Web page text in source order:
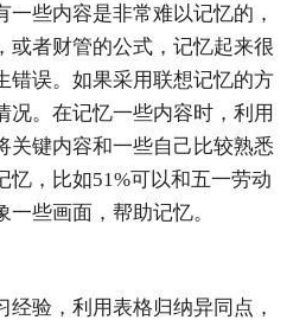
一些内容是非常难以记忆的，
或者财管的公式，记忆起来很
错误。如果采用联想记忆的方
况。在记忆一些内容时，利用
关键内容和一些自己比较熟悉
忆，比如51%可以和五一劳动
些画面，帮助记忆。
经验，利用表格归纳异同点，